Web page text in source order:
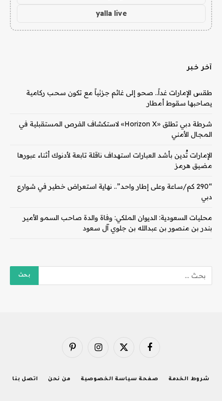
yalla live
آخر خبر
طقس الإمارات غداً.. صحو إلى غائم جزئياً مع تكون سحب ركامية
يصاحبها سقوط أمطار
شرطة دبي تطلق «Horizon X» لاستكشاف الفرص المستقبلية في
المجال الأمني
الإمارات تُدين بأشد العبارات استهداف ناقلة تابعة لأدنوك أثناء عبورها
مضيق هرمز
“290 كم/ساعة وعلى إطار واحد”.. نهاية استعراض خطير في شوارع
دبي
محليات السعودية: الديوان الملكي: وفاة والدة صاحب السمو الأمير
بندر بن منصور بن عبدالله بن جلوي آل سعود
فيسبوك X
الانستغرامبينتيريست
شروط الخدمة صفحة سياسة الخصوصية من نحن اتصل بنا